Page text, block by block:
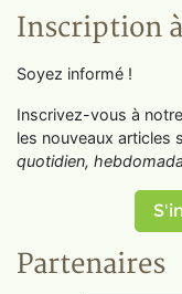
Inscription
Soyez informé !
Inscrivez-vous à notre
les nouveaux articles
quotidien,
Partenaires